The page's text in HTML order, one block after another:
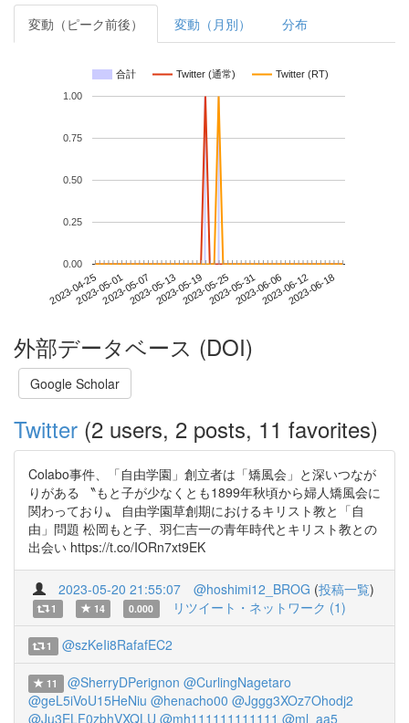
変動（ピーク前後） 変動（月別） 分布
合計 Twitter (通常) Twitter (RT)
2023-04-252023-05-012023-05-072023-05-132023-05-192023-05-252023-05-312023-06-062023-06-122023-06-18
0.00
0.25
0.50
0.75
1.00
外部データベース (DOI)
Google Scholar
Twitter (2 users, 2 posts, 11 favorites)
Colabo事件、「自由学園」創立者は「矯風会」と深いつなが
りがある 〝もと子が少なくとも1899年秋頃から婦人矯風会に
関わっており〟 自由学園草創期におけるキリスト教と「自
由」問題 松岡もと子、羽仁吉一の青年時代とキリスト教との
出会い https://t.co/IORn7xt9EK
2023-05-20 21:55:07 @hoshimi12_BROG (投稿一覧)
1 14 0.000 リツイート・ネットワーク (1)
1 @szKeIi8RafafEC2
11 @SherryDPerignon @CurlingNagetaro
@geL5iVoU15HeNiu @henacho00 @Jggg3XOz7Ohodj2
@Ju3ELF0zbhVXQLU @mh111111111111 @ml_aa5